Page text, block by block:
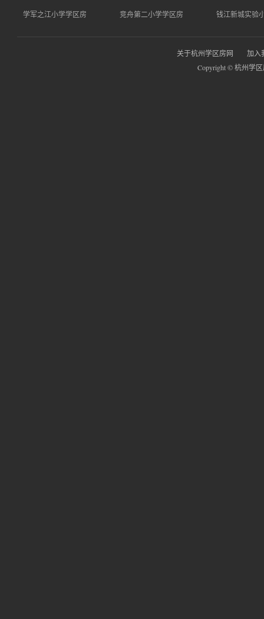
学军之江小学学区房 竞舟第二小学学区房 钱江新城实验
关于杭州学区房网
加入
Copyright © 杭州学